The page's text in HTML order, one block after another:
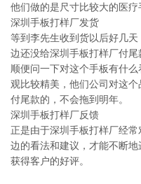
他们做的是尺寸比较大的医疗
深圳手板打样厂发货
等到李先生收到货以后好几
边还没给深圳手板打样厂付尾
顺便问一下对这个手板有什
观比较精美，他们公司对这
付尾款的，不会拖到明年。
深圳手板打样厂反馈
正是由于深圳手板打样厂经
边的看法和建议，才能不断
获得客户的好评。